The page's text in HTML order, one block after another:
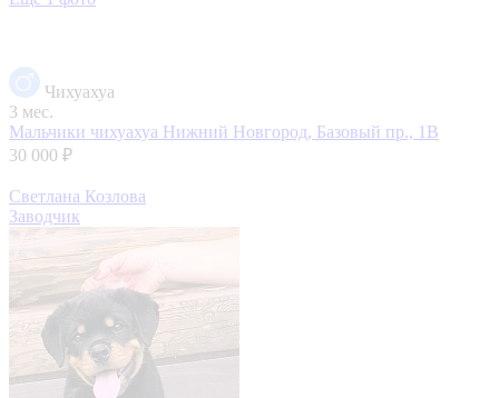
Чихуахуа
3 мес.
Мальчики чихуахуа Нижний Новгород, Базовый пр., 1В
30 000 ₽
Светлана Козлова
Заводчик